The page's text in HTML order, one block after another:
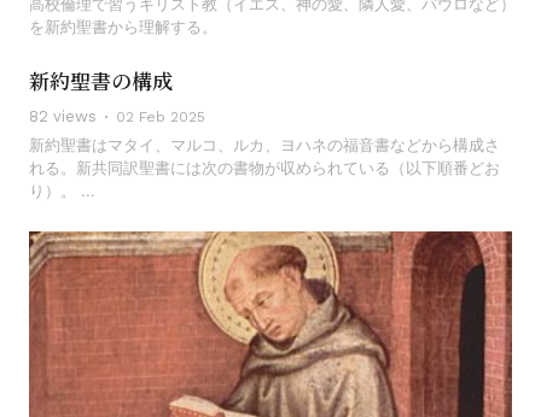
を新約聖書から理解する。
新約聖書の構成
82 views 02 Feb 2025
新約聖書はマタイ、マルコ、ルカ、ヨハネの福音書などから構成さ
れる。新共同訳聖書には次の書物が収められている（以下順番どお
り）。 ...